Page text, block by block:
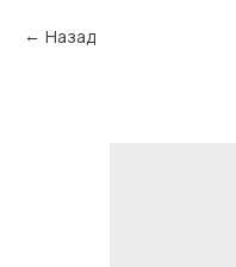
Назад